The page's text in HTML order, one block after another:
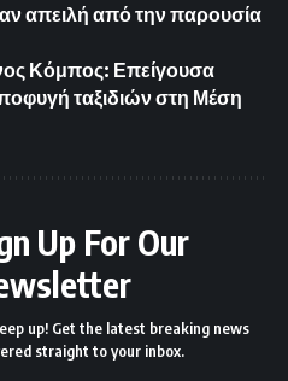
απειλή από την παρουσία
Κόμπος: Επείγουσα
ταξιδιών στη Μέση
Up For Our
up! Get the latest breaking news
straight to your inbox.